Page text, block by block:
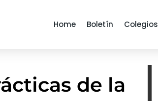
Home Boletín Colegios
de la